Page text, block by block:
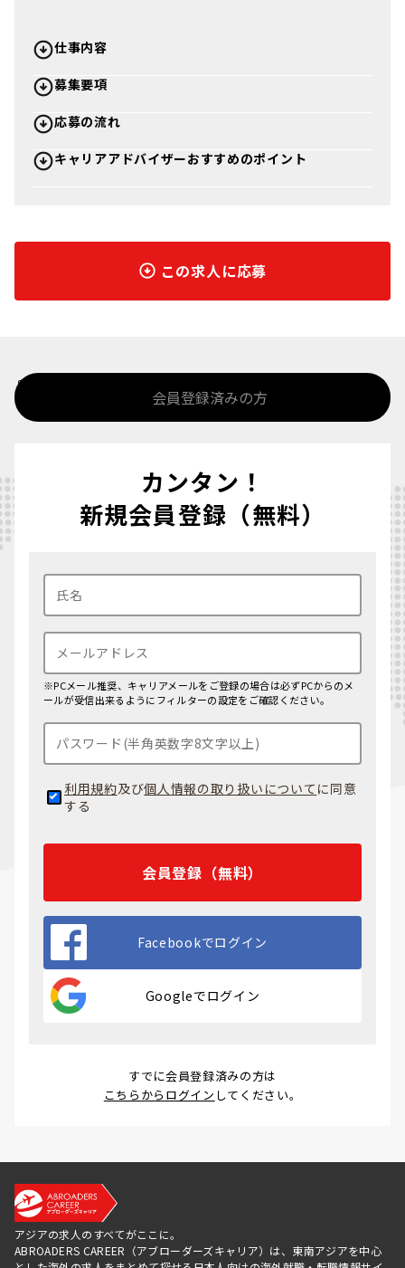
仕事内容
募集要項
応募の流れ
キャリアアドバイザーおすすめのポイント
この求人に応募
%>
会員登録済みの方
カンタン！
新規会員登録（無料）
※PCメール推奨、キャリアメールをご登録の場合は必ずPCからのメ
ールが受信出来るようにフィルターの設定をご確認ください。
利用規約及び個人情報の取り扱いについて に同意
する
会員登録（無料）
Facebookでログイン
Googleでログイン
すでに会員登録済みの方は
こちらからログイン してください。
アジアの求人のすべてがここに。
ABROADERS CAREER（アブローダーズキャリア）は、東南アジアを中心